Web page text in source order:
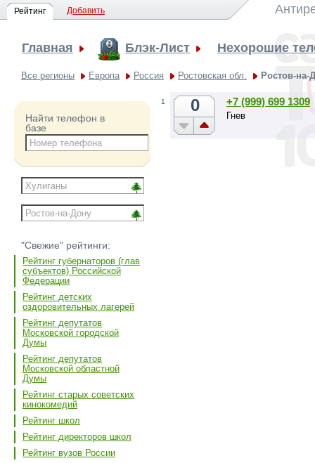
Рейтинг Добавить
Главная Блэк-Лист Нехорошие
Все регионы Европа Россия Ростовская обл. Ростов-на-
Найти телефон в
базе
"Свежие" рейтинги:
Рейтинг губернаторов (глав
субъектов) Российской
Федерации
Рейтинг детских
оздоровительных лагерей
Рейтинг депутатов
Московской городской
Думы
Рейтинг депутатов
Московской областной
Думы
Рейтинг старых советских
кинокомедий
Рейтинг школ
Рейтинг директоров школ
Рейтинг вузов России
1 0 +7 (999) 699 1309
Гнев